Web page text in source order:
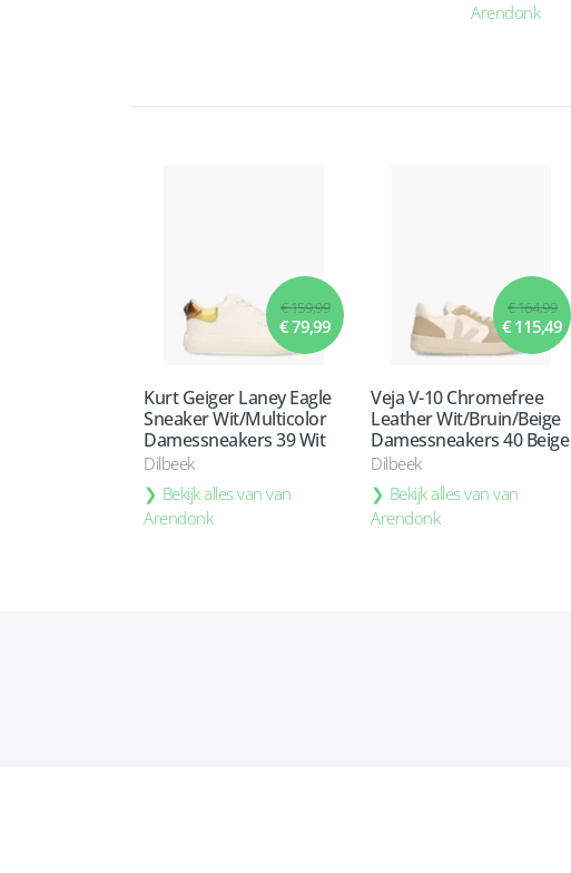
Arendonk
€ 159,99
€ 79,99
Kurt Geiger Laney Eagle
Sneaker Wit/Multicolor
Damessneakers 39 Wit
Dilbeek
Bekijk alles van van
Arendonk
€ 164,99
€ 115,49
Veja V-10 Chromefree
Leather Wit/Bruin/Beige
Damessneakers 40 Beige
Dilbeek
Bekijk alles van van
Arendonk